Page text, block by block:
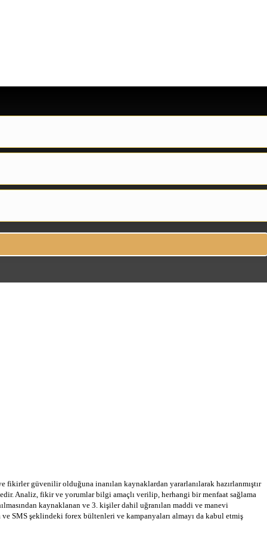
fikirler güvenilir olduğuna inanılan kaynaklardan yararlanılarak hazırlanmıştır
Analiz, fikir ve yorumlar bilgi amaçlı verilip, herhangi bir menfaat sağlama
kaynaklanan ve 3. kişiler dahil uğranılan maddi ve manevi
SMS şeklindeki forex bültenleri ve kampanyaları almayı da kabul etmiş